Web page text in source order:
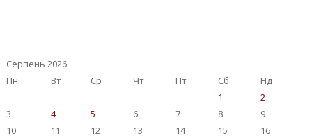
Серпень 2026
Пн
Вт Ср Чт Пт Сб
Нд
1
2
3
4 5 6 7 8
9
10
11 12 13 14 15
16